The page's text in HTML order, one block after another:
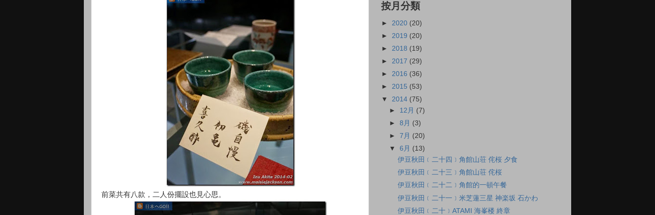
前菜共有八款，二人份擺設也見心思。
按月分類
► 2020 (20)
► 2019 (20)
► 2018 (19)
► 2017 (29)
► 2016 (36)
► 2015 (53)
▼ 2014 (75)
► 12月 (7)
►8月 (3)
►7月 (20)
▼6月 (13)
伊豆秋田﹝二十四﹞角館山荘 侘桜 夕食
伊豆秋田﹝二十三﹞角館山荘 侘桜
伊豆秋田﹝二十二﹞角館的一頓午餐
伊豆秋田﹝二十一﹞米芝蓮三星 神楽坂 石かわ
伊豆秋田﹝二十﹞ATAMI 海峯楼 終章